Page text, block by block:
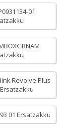
01
Revolve Plus
01 Ersatzakku